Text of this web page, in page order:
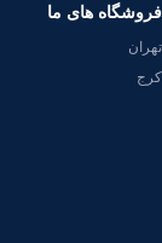
فروشگاه های ما
تهران
کرج